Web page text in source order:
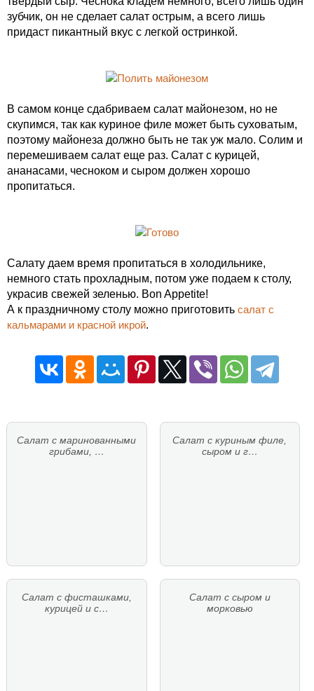
зубчик, он не сделает салат острым, а всего лишь
придаст пикантный вкус с легкой остринкой.
В самом конце сдабриваем салат майонезом, но не
скупимся, так как куриное филе может быть суховатым,
поэтому майонеза должно быть не так уж мало. Солим и
перемешиваем салат еще раз. Салат с курицей,
ананасами, чесноком и сыром должен хорошо
пропитаться.
Салату даем время пропитаться в холодильнике,
немного стать прохладным, потом уже подаем к столу,
украсив свежей зеленью. Bon Appetite!
А к праздничному столу можно приготовить салат с
кальмарами и красной икрой.
Салат с маринованными
грибами, …
Салат с куриным филе,
сыром и г…
Салат с фисташками,
курицей и с…
Салат с сыром и
морковью